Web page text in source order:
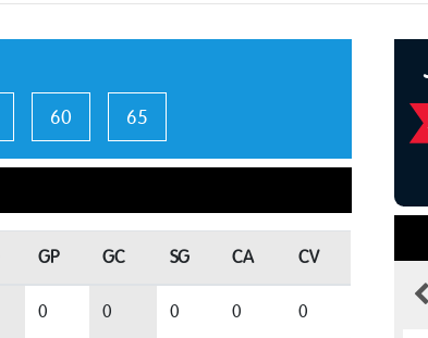
60 65
GP GC SG CA CV
0 0 0 0 0